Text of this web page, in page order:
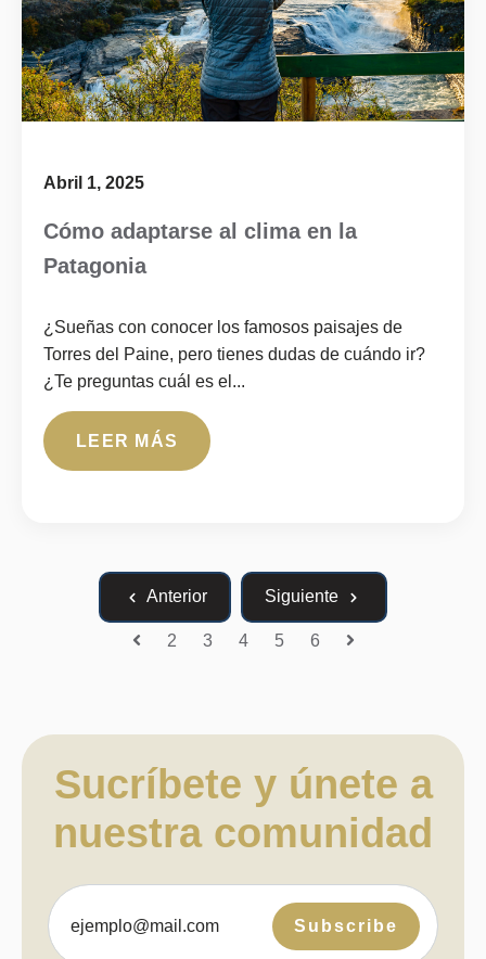
Abril 1, 2025
Cómo adaptarse al clima en la
Patagonia
¿Sueñas con conocer los famosos paisajes de
Torres del Paine, pero tienes dudas de cuándo ir?
¿Te preguntas cuál es el...
LEER MÁS
Anterior Siguiente
2 3 4 5 6
Sucríbete y únete a
nuestra comunidad